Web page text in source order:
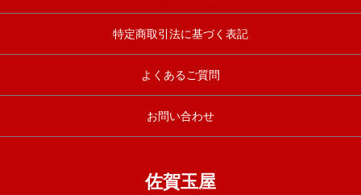
特定商取引法に基づく表記
よくあるご質問
お問い合わせ
佐賀玉屋